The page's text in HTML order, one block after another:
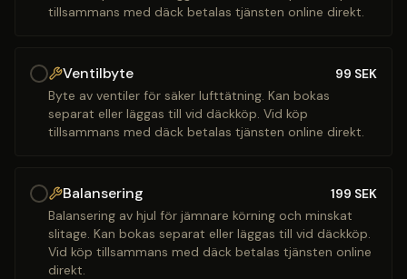
tillsammans med däck betalas tjänsten online direkt.
Ventilbyte 99 SEK
Byte av ventiler för säker lufttätning. Kan bokas
separat eller läggas till vid däckköp. Vid köp
tillsammans med däck betalas tjänsten online direkt.
Balansering 199 SEK
Balansering av hjul för jämnare körning och minskat
slitage. Kan bokas separat eller läggas till vid däckköp.
Vid köp tillsammans med däck betalas tjänsten online
direkt.